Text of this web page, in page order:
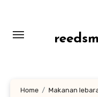
konten
Home
Makanan